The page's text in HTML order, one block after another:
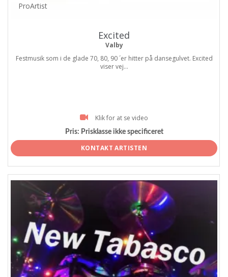
ProArtist
Excited
Valby
Festmusik som i de glade 70, 80, 90 ´er hitter på dansegulvet. Excited
viser vej...
Klik for at se video
Pris: Prisklasse ikke specificeret
KONTAKT ARTISTEN